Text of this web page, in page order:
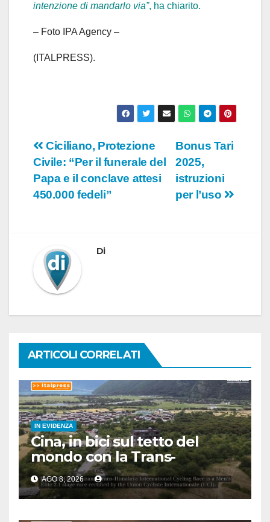
intenzione di mandarlo via”, ha chiarito.
– Foto IPA Agency –
(ITALPRESS).
Navigazione
articoli
Bonus Tari
2025,
istruzioni
per l’uso
Ciciliano, Protezione
Civile: “Per il funerale del
Papa e il conclave attesi
450.000 fedeli”
Di
ARTICOLI CORRELATI
IN EVIDENZA
Cina, in bici sul tetto del
mondo con la Trans-
Himalaya Race
AGO 8, 2026